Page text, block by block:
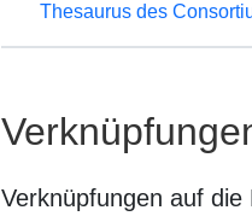
Thesaurus des
Verknüpfungen auf